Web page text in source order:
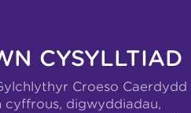
CYSYLLTIAD
Croeso Caerdydd
cyffrous, digwyddiadau,